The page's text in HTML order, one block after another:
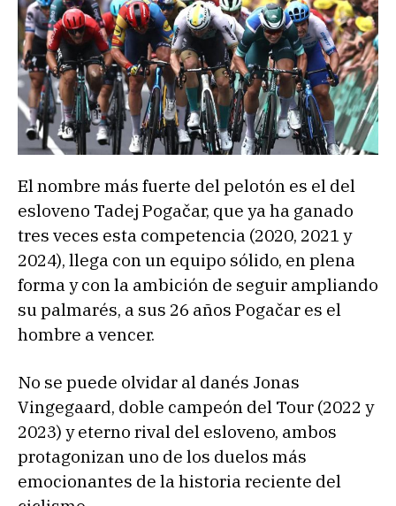
El nombre más fuerte del pelotón es el del
esloveno Tadej Pogačar, que ya ha ganado
tres veces esta competencia (2020, 2021 y
2024), llega con un equipo sólido, en plena
forma y con la ambición de seguir ampliando
su palmarés, a sus 26 años Pogačar es el
hombre a vencer.
No se puede olvidar al danés Jonas
Vingegaard, doble campeón del Tour (2022 y
2023) y eterno rival del esloveno, ambos
protagonizan uno de los duelos más
emocionantes de la historia reciente del